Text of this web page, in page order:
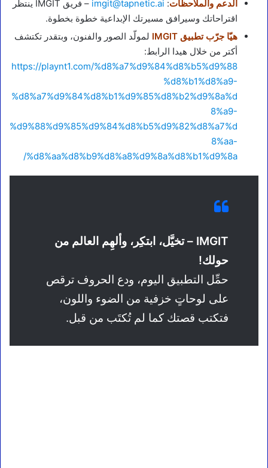
الدعم والملاحظات:
imgit@tapnetic.ai
– فريق IMGIT ينتظر
اقتراحاتك وسيرافق مسيرتك الإبداعية خطوة بخطوة.
هيّا جرّب تطبيق lMGlT
لمولّد الصور والفنون، وبتقدر تكتشف
أكتر من خلال هيدا الرابط:
https://playnt1.com/%d8%a7%d9%84%d8%b5%d9%88
%d8%b1%d8%a9-
%d8%a7%d9%84%d8%b1%d9%85%d8%b2%d9%8a%d
8%a9-
%d9%88%d9%85%d9%84%d8%b5%d9%82%d8%a7%d
8%aa-
%d8%aa%d8%b9%d8%a8%d9%8a%d8%b1%d9%8a/
IMGIT – تخيَّل، ابتكِر، وألهِم العالم من
حولك!
حمِّل التطبيق اليوم، ودع الحروف ترقص
على لوحاتٍ خزفية من الضوء واللون،
فتكتب قصتك كما لم تُكتَب من قبل.